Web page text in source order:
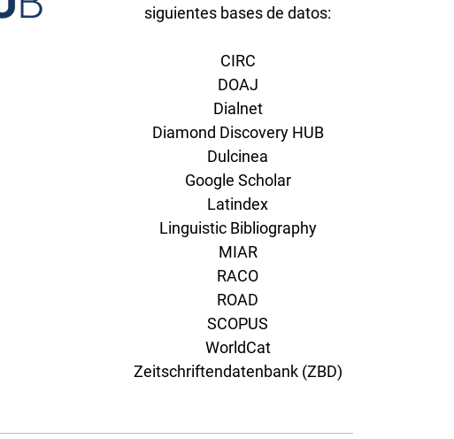
siguientes bases de datos:
CIRC
DOAJ
Dialnet
Diamond Discovery HUB
Dulcinea
Google Scholar
Latindex
Linguistic Bibliography
MIAR
RACO
ROAD
SCOPUS
WorldCat
Zeitschriftendatenbank (ZBD)